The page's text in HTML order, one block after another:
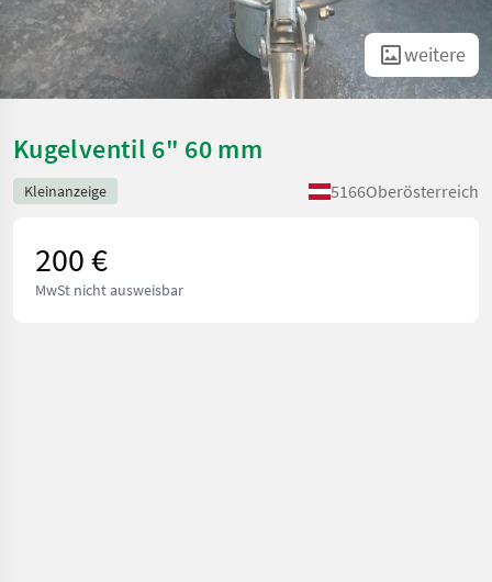
weitere
Kugelventil 6" 60 mm
Kleinanzeige 5166Oberösterreich
200 €
MwSt nicht ausweisbar